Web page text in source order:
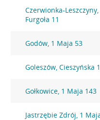
Czerwionka-
Furgoła 11
Godów, 1 Maja 53
Goleszów, Cieszyńska
Gołkowice, 1 Maja 143
Jastrzębie Zdrój, 1